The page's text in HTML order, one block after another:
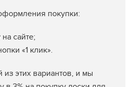
покупки:
сайте;
«1 клик».
этих вариантов, и мы